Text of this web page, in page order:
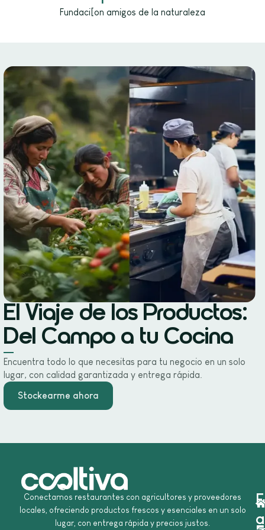
Fundaci[on amigos de la naturaleza
El Viaje de los Productos:
Del Campo a tu Cocina
Encuentra todo lo que necesitas para tu negocio en un solo
lugar, con calidad garantizada y entrega rápida.
Stockearme ahora
Conectamos restaurantes con agricultores y proveedores
locales, ofreciendo productos frescos y esenciales en un solo
lugar, con entrega rápida y precios justos.
a